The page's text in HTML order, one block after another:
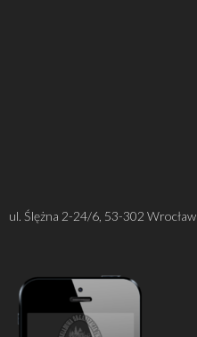
ul. Ślężna 2-24/6, 53-302 Wrocław